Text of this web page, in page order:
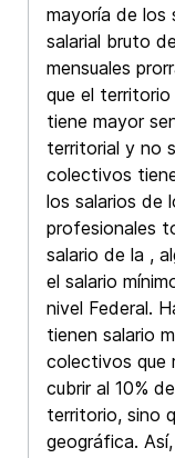
mayoría de los
salarial bruto
mensuales
que el
tiene mayor
territorial y no
colectivos
los salarios de
profesionales
salario de la ,
el salario
nivel Federal.
tienen salario
colectivos que
cubrir al 10%
territorio, sino
geográfica.